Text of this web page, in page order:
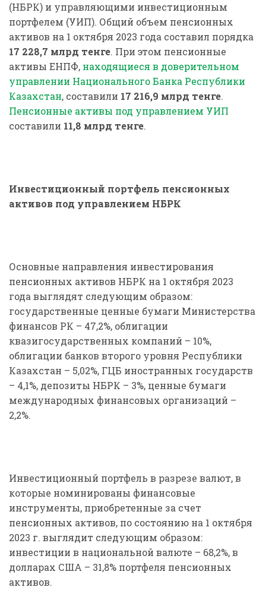
(НБРК) и управляющими инвестиционным
портфелем (УИП). Общий объем пенсионных
активов на 1 октября 2023 года составил порядка
17 228,7 млрд тенге. При этом пенсионные
активы ЕНПФ, находящиеся в доверительном
управлении Национального Банка Республики
Казахстан, составили 17 216,9 млрд тенге.
Пенсионные активы под управлением УИП
составили 11,8 млрд тенге.
Инвестиционный портфель пенсионных
активов под управлением НБРК
Основные направления инвестирования
пенсионных активов НБРК на 1 октября 2023
года выглядят следующим образом:
государственные ценные бумаги Министерства
финансов РК – 47,2%, облигации
квазигосударственных компаний – 10%,
облигации банков второго уровня Республики
Казахстан – 5,02%, ГЦБ иностранных государств
– 4,1%, депозиты НБРК – 3%, ценные бумаги
международных финансовых организаций –
2,2%.
Инвестиционный портфель в разрезе валют, в
которые номинированы финансовые
инструменты, приобретенные за счет
пенсионных активов, по состоянию на 1 октября
2023 г. выглядит следующим образом:
инвестиции в национальной валюте – 68,2%, в
долларах США – 31,8% портфеля пенсионных
активов.